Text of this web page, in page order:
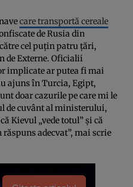
care transportă cereale
de Rusia din
cel puțin patru țări,
Externe. Oficialii
implicate ar putea fi mai
ajuns în Turcia, Egipt,
doar cazurile pe care mi le
de cuvânt al ministerului,
Kievul „vede totul” și că
adecvat”, mai scrie